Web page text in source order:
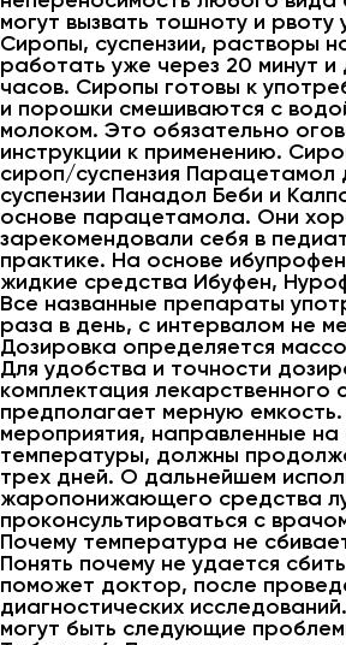
могут вызвать тошноту и рвоту
Сиропы, суспензии, растворы
работать уже через 20 минут
часов. Сиропы готовы к
и порошки смешиваются с
молоком. Это обязательно
инструкции к применению.
сироп/суспензия Парацетамол
суспензии Панадол Беби и
основе парацетамола. Они
зарекомендовали себя в
практике. На основе
жидкие средства Ибуфен,
Все названные препараты
раза в день, с интервалом не
Дозировка определяется
Для удобства и точности
комплектация лекарственного
предполагает мерную
мероприятия, направленные на
температуры, должны
трех дней. О дальнейшем
жаропонижающего средства
проконсультироваться с
Почему температура не
Понять почему не удается
поможет доктор, после
диагностических
могут быть следующие